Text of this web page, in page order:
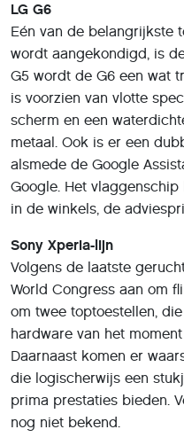
LG G6
Eén van de belangrijkste
wordt aangekondigd, is
G5 wordt de G6 een wat
is voorzien van vlotte
scherm en een
metaal. Ook is er een
alsmede de Google
Google. Het
in de winkels, de
Sony Xperia-lijn
Volgens de laatste
World Congress aan om
om twee toptoestellen,
hardware van het
Daarnaast komen er
die logischerwijs een
prima prestaties bieden.
nog niet bekend.